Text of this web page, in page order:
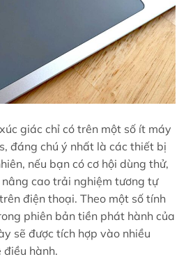
giác chỉ có trên một số ít máy
đáng chú ý nhất là các thiết bị
nếu bạn có cơ hội dùng thử,
cao trải nghiệm tương tự
điện thoại. Theo một số tính
phiên bản tiền phát hành của
sẽ được tích hợp vào nhiều
hành.